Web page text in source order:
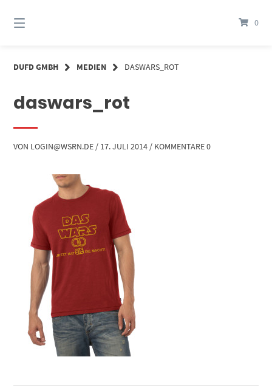
zum
Inhalt
0
DUFD GMBH MEDIEN DASWARS_ROT
daswars_rot
VON LOGIN@WSRN.DE / 17. JULI 2014 / KOMMENTARE 0